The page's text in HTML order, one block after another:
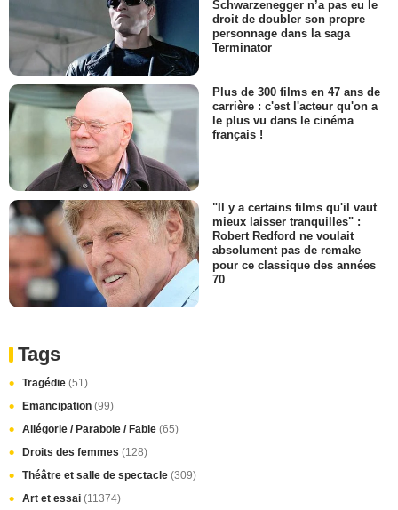
Schwarzenegger n’a pas eu le
droit de doubler son propre
personnage dans la saga
Terminator
Plus de 300 films en 47 ans de
carrière : c'est l'acteur qu'on a
le plus vu dans le cinéma
français !
"Il y a certains films qu'il vaut
mieux laisser tranquilles" :
Robert Redford ne voulait
absolument pas de remake
pour ce classique des années
70
Tags
Tragédie (51)
Emancipation (99)
Allégorie / Parabole / Fable (65)
Droits des femmes (128)
Théâtre et salle de spectacle (309)
Art et essai (11374)